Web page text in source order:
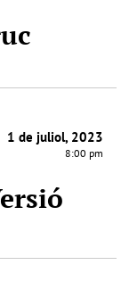
1 de juliol, 2023
8:00 pm